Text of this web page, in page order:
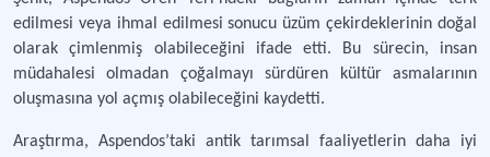
edilmesi veya ihmal edilmesi sonucu üzüm çekirdeklerinin doğal
olarak çimlenmiş olabileceğini ifade etti. Bu sürecin, insan
müdahalesi olmadan çoğalmayı sürdüren kültür asmalarının
oluşmasına yol açmış olabileceğini kaydetti.
Araştırma, Aspendos’taki antik tarımsal faaliyetlerin daha iyi